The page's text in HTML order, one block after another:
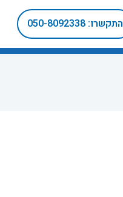
התקשרו: 050-8092338